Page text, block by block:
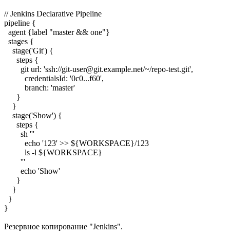
// Jenkins Declarative Pipeline
pipeline {
agent {label "master && one"}
stages {
stage('Git') {
steps {
git url: 'ssh://git-user@git.example.net/~/repo-test.git',
credentialsId: '0c0...f60',
branch: 'master'
}
}
stage('Show') {
steps {
sh '''
echo '123' >> ${WORKSPACE}/123
ls -l ${WORKSPACE}
'''
echo 'Show'
}
}
}
}
Резервное копирование "Jenkins".